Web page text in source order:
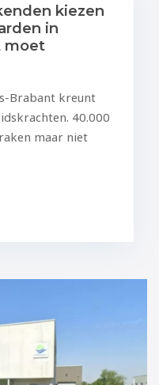
kiezen
in
moet
Brabant kreunt
40.000
maar niet